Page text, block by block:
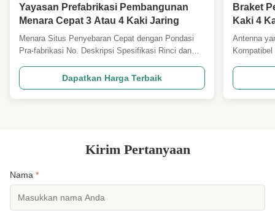
Yayasan Prefabrikasi Pembangunan
Menara Cepat 3 Atau 4 Kaki Jaring
Menara Situs Penyebaran Cepat dengan Pondasi
Pra-fabrikasi No. Deskripsi Spesifikasi Rinci dan
ANSI/TIA222G,H atau Standar Eropa dan lainnya 2
Beban Desain 1. Luas beban antena sesuai
spesifikasi Klien di seluruh dunia. 2. Kecepatan
Dapatkan Harga Terbaik
Braket
Kaki 4
untuk
Antenna
Parameter
ANSI/
Kirim Pertanyaan
Nama *